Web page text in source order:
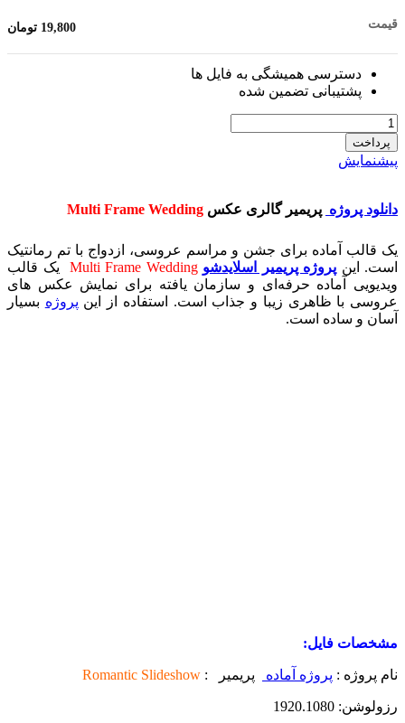
قیمت 19,800 تومان
دسترسی همیشگی به فایل ها
پشتیبانی تضمین شده
تعداد
پرداخت
پیشنمایش
دانلود پروژه پریمیر گالری عکس
یک قالب آماده برای جشن و مراسم عروسی، ازدواج با تم رمانتیک
است. این پروژه پریمیر اسلایدشو Multi Frame Wedding یک قالب
ویدیویی آماده حرفه‌ای و سازمان یافته برای نمایش عکس های
عروسی با ظاهری زیبا و جذاب است. استفاده از این پروژه بسیار
آسان و ساده است.
مشخصات فایل:
نام پروژه : پروژه آماده پریمیر : Romantic Slideshow
رزولوشن: 1920.1080